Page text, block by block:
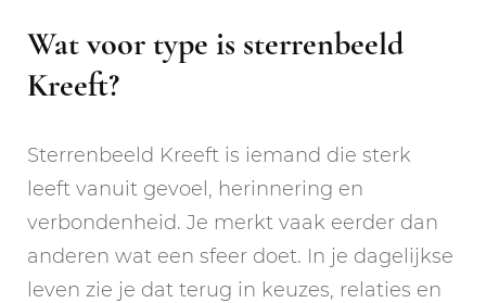
Wat voor type is sterrenbeeld
Kreeft?
Sterrenbeeld Kreeft is iemand die sterk
leeft vanuit gevoel, herinnering en
verbondenheid. Je merkt vaak eerder dan
anderen wat een sfeer doet. In je dagelijkse
leven zie je dat terug in keuzes, relaties en